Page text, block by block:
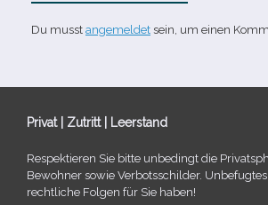
Du musst angemeldet sein, um einen
Privat | Zutritt | Leerstand
Respektieren Sie bitte unbe­dingt die
Bewohner sowie Verbotsschilder.
recht­li­che Folgen für Sie haben!